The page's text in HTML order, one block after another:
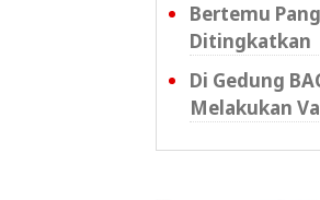
Bertemu
Ditingkatkan
Di Gedung
Melakukan